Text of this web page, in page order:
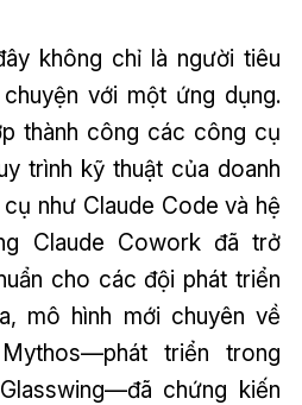
không chỉ là người tiêu
với một ứng dụng.
thành công các công cụ
trình kỹ thuật của doanh
như Claude Code và hệ
Claude Cowork đã trở
cho các đội phát triển
mô hình mới chuyên về
triển trong
chứng kiến